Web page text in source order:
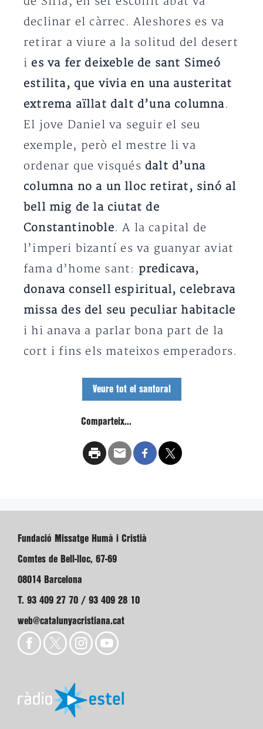
declinar el càrrec. Aleshores es va
retirar a viure a la solitud del desert
i es va fer deixeble de sant Simeó
estilita, que vivia en una austeritat
extrema aïllat dalt d’una columna.
El jove Daniel va seguir el seu
exemple, però el mestre li va
ordenar que visqués dalt d’una
columna no a un lloc retirat, sinó al
bell mig de la ciutat de
Constantinoble. A la capital de
l’imperi bizantí es va guanyar aviat
fama d’home sant: predicava,
donava consell espiritual, celebrava
missa des del seu peculiar habitacle
i hi anava a parlar bona part de la
cort i fins els mateixos emperadors.
Veure tot el santoral
Comparteix...
Fundació Missatge Humà i Cristià
Comtes de Bell-lloc, 67-69
08014 Barcelona
T. 93 409 27 70 / 93 409 28 10
web@catalunyacristiana.cat